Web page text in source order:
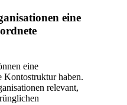
eine
eine
Kontostruktur haben.
relevant,